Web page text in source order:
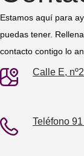
Estamos aquí para
puedas tener.
contacto contigo lo
Calle E,
Teléfono